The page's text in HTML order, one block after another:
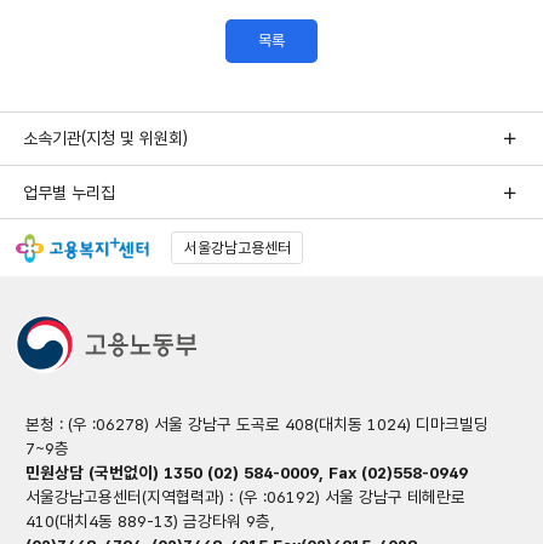
목록
소속기관(지청 및 위원회)
업무별 누리집
서울강남고용센터
본청 : (우 :06278) 서울 강남구 도곡로 408(대치동 1024) 디마크빌딩
7~9층
민원상담 (국번없이) 1350 (02) 584-0009, Fax (02)558-0949
서울강남고용센터(지역협력과) : (우 :06192) 서울 강남구 테헤란로
410(대치4동 889-13) 금강타워 9층,